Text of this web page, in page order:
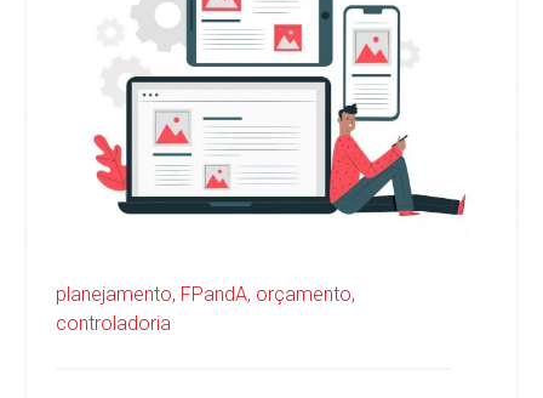
planejamento, FPandA, orçamento,
controladoria